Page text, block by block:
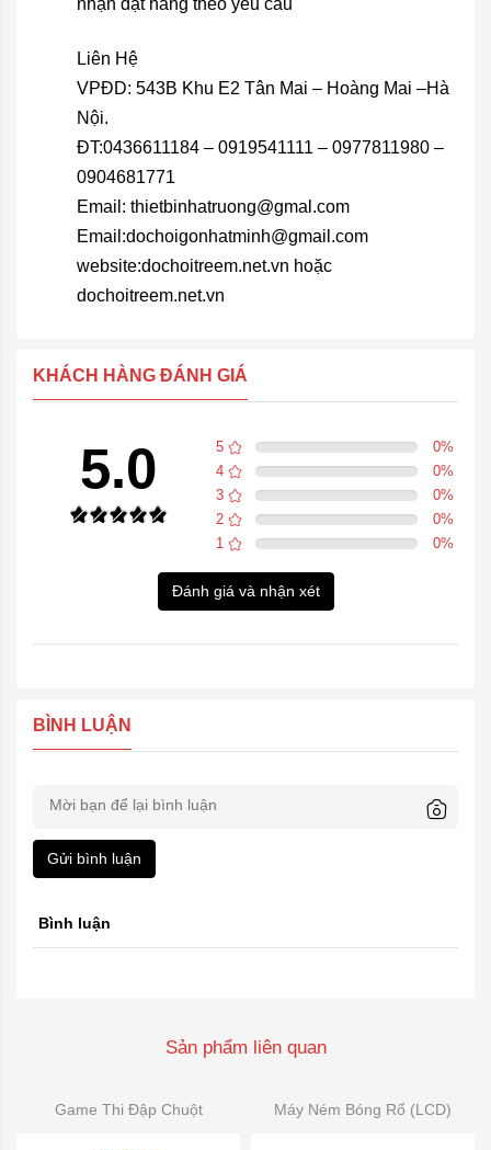
nhận đặt hàng theo yêu cầu
Liên Hệ
VPĐD: 543B Khu E2 Tân Mai – Hoàng Mai –Hà
Nội.
ĐT:0436611184 – 0919541111 – 0977811980 –
0904681771
Email: thietbinhatruong@gmal.com
Email:dochoigonhatminh@gmail.com
website:dochoitreem.net.vn hoặc
dochoitreem.net.vn
KHÁCH HÀNG ĐÁNH GIÁ
5.0 5 0%
4
0%
3
0%
2
0%
1
0%
Đánh giá và nhận xét
BÌNH LUẬN
Gửi bình luận
Bình luận
Sản phẩm liên quan
Game Thi Đập Chuột Máy Ném Bóng Rổ (LCD)